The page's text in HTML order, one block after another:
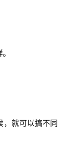
，就可以搞不同